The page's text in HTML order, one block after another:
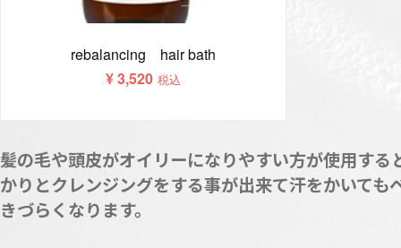
髪の毛や頭皮がオイリーになりやすい方が使用する
かりとクレンジングをする事が出来て汗をかいても
きづらくなります。